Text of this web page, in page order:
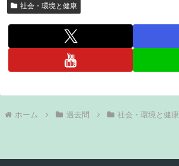
社会・環境と健康
ホーム 過去問 社会・環境と健康